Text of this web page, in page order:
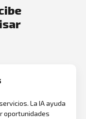
La IA ayuda
oportunidades